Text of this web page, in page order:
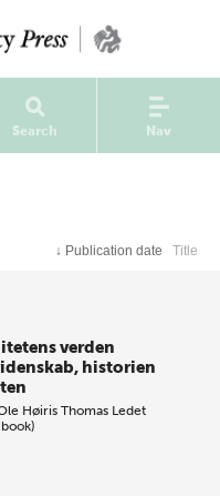
Search Nav
↓ Publication date Title
verden
historien
Høiris Thomas Ledet